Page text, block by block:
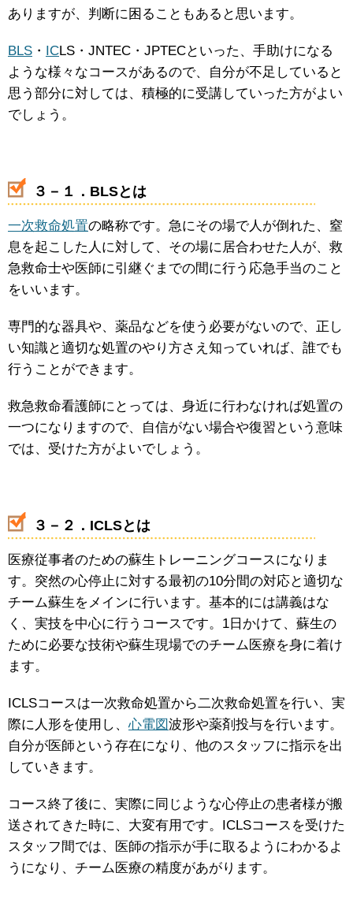
ありますが、判断に困ることもあると思います。
BLS ・ ICLS・JNTEC・JPTECといった、手助けになる
ような様々なコースがあるので、自分が不足していると
思う部分に対しては、積極的に受講していった方がよい
でしょう。
３－１．BLSとは
一次救命処置の略称です。急にその場で人が倒れた、窒
息を起こした人に対して、その場に居合わせた人が、救
急救命士や医師に引継ぐまでの間に行う応急手当のこと
をいいます。
専門的な器具や、薬品などを使う必要がないので、正し
い知識と適切な処置のやり方さえ知っていれば、誰でも
行うことができます。
救急救命看護師にとっては、身近に行わなければ処置の
一つになりますので、自信がない場合や復習という意味
では、受けた方がよいでしょう。
３－２．ICLSとは
医療従事者のための蘇生トレーニングコースになりま
す。突然の心停止に対する最初の10分間の対応と適切な
チーム蘇生をメインに行います。基本的には講義はな
く、実技を中心に行うコースです。1日かけて、蘇生の
ために必要な技術や蘇生現場でのチーム医療を身に着け
ます。
ICLSコースは一次救命処置から二次救命処置を行い、実
際に人形を使用し、心電図波形や薬剤投与を行います。
自分が医師という存在になり、他のスタッフに指示を出
していきます。
コース終了後に、実際に同じような心停止の患者様が搬
送されてきた時に、大変有用です。ICLSコースを受けた
スタッフ間では、医師の指示が手に取るようにわかるよ
うになり、チーム医療の精度があがります。